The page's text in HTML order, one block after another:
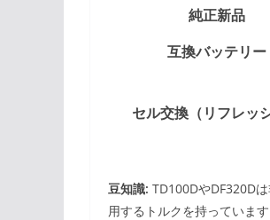
純正新品
互換バッテリー
セル交換（リフレッ
豆知識: TD100DやDF320D
用するトルクを持っています